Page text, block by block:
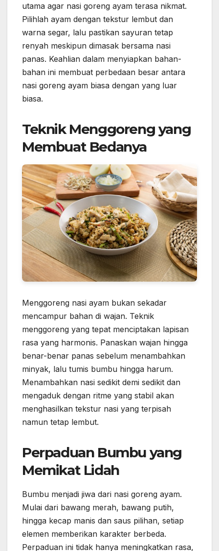
utama agar nasi goreng ayam terasa nikmat.
Pilihlah ayam dengan tekstur lembut dan
warna segar, lalu pastikan sayuran tetap
renyah meskipun dimasak bersama nasi
panas. Keahlian dalam menyiapkan bahan-
bahan ini membuat perbedaan besar antara
nasi goreng ayam biasa dengan yang luar
biasa.
Teknik Menggoreng yang
Membuat Bedanya
Menggoreng nasi ayam bukan sekadar
mencampur bahan di wajan. Teknik
menggoreng yang tepat menciptakan lapisan
rasa yang harmonis. Panaskan wajan hingga
benar-benar panas sebelum menambahkan
minyak, lalu tumis bumbu hingga harum.
Menambahkan nasi sedikit demi sedikit dan
mengaduk dengan ritme yang stabil akan
menghasilkan tekstur nasi yang terpisah
namun tetap lembut.
Perpaduan Bumbu yang
Memikat Lidah
Bumbu menjadi jiwa dari nasi goreng ayam.
Mulai dari bawang merah, bawang putih,
hingga kecap manis dan saus pilihan, setiap
elemen memberikan karakter berbeda.
Perpaduan ini tidak hanya meningkatkan rasa,